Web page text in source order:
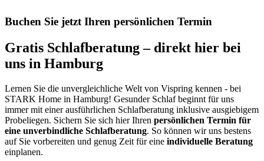
Buchen Sie jetzt Ihren persönlichen Termin
Gratis Schlafberatung – direkt hier bei
uns in Hamburg
Lernen Sie die unvergleichliche Welt von Vispring kennen - bei
STARK Home in Hamburg! Gesunder Schlaf beginnt für uns
immer mit einer ausführlichen Schlafberatung inklusive ausgiebigem
Probeliegen. Sichern Sie sich hier Ihren persönlichen Termin für
eine unverbindliche Schlafberatung. So können wir uns bestens
auf Sie vorbereiten und genug Zeit für eine individuelle Beratung
einplanen.